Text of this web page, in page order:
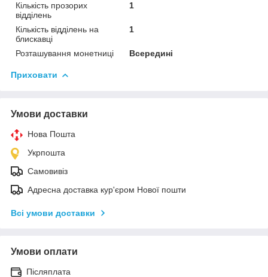
Кількість прозорих
відділень
1
Кількість відділень на
блискавці
1
Розташування монетниці Всередині
Приховати
Умови доставки
Нова Пошта
Укрпошта
Самовивіз
Адресна доставка кур'єром Нової пошти
Всі умови доставки
Умови оплати
Післяплата